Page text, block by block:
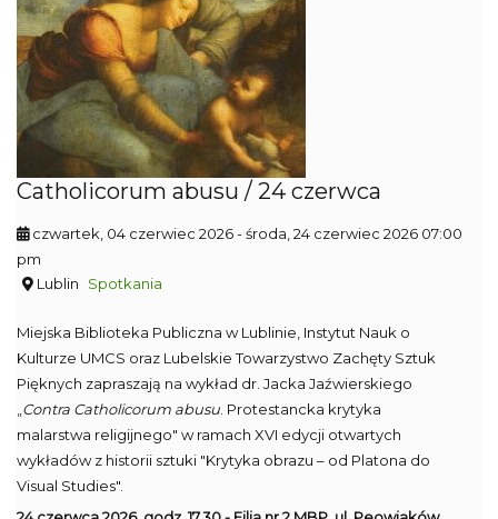
Catholicorum abusu / 24 czerwca
czwartek, 04 czerwiec 2026- środa, 24 czerwiec 2026 07:00
pm
Lublin
Spotkania
Miejska Biblioteka Publiczna w Lublinie, Instytut Nauk o
Kulturze UMCS oraz Lubelskie Towarzystwo Zachęty Sztuk
Pięknych zapraszają na wykład dr. Jacka Jaźwierskiego
Contra Catholicorum abusu . Protestancka krytyka
malarstwa religijnego" w ramach XVI edycji otwartych
wykładów z historii sztuki "Krytyka obrazu – od Platona do
Visual Studies".